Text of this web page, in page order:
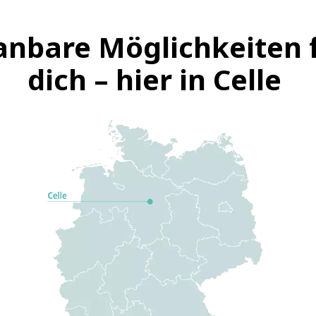
Möglichkeiten
dich – hier in Celle